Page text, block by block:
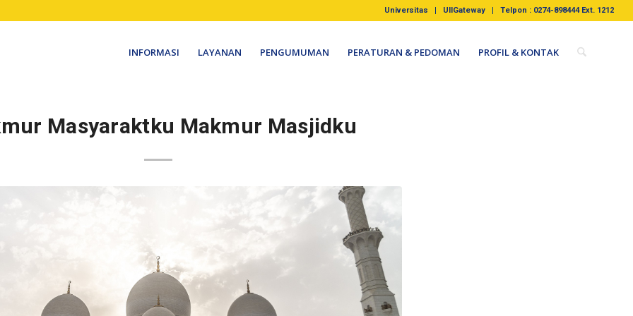
Universitas UIIGateway Telpon : 0274-898444 Ext. 1212
INFORMASI LAYANAN PENGUMUMAN PERATURAN & PEDOMAN PROFIL & KONTAK
Masyaraktku Makmur Masjidku